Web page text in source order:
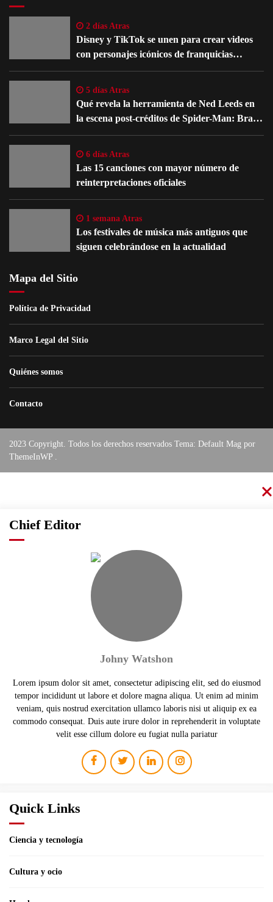
2 días Atras
Disney y TikTok se unen para crear videos
con personajes icónicos de franquicias
famosas
5 días Atras
Qué revela la herramienta de Ned Leeds en
la escena post-créditos de Spider-Man: Brand
New Day
6 días Atras
Las 15 canciones con mayor número de
reinterpretaciones oficiales
1 semana Atras
Los festivales de música más antiguos que
siguen celebrándose en la actualidad
Mapa del Sitio
Política de Privacidad
Marco Legal del Sitio
Quiénes somos
Contacto
2023 Copyright. Todos los derechos reservados Tema: Default Mag por
ThemeInWP .
Chief Editor
Johny Watshon
Lorem ipsum dolor sit amet, consectetur adipiscing elit, sed do eiusmod
tempor incididunt ut labore et dolore magna aliqua. Ut enim ad minim
veniam, quis nostrud exercitation ullamco laboris nisi ut aliquip ex ea
commodo consequat. Duis aute irure dolor in reprehenderit in voluptate
velit esse cillum dolore eu fugiat nulla pariatur
Quick Links
Ciencia y tecnología
Cultura y ocio